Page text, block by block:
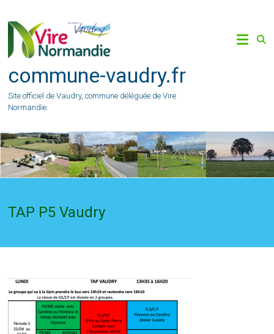
content
commune-vaudry.fr
Site officiel de Vaudry, commune déléguée de Vire
Normandie.
TAP P5 Vaudry